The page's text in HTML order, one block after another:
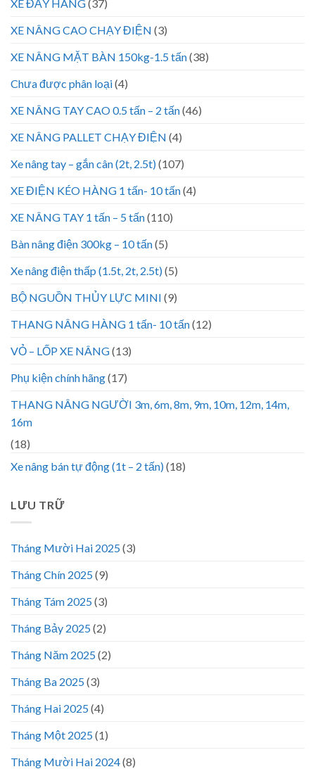
XE ĐẨY HÀNG(37)
XE NÂNG CAO CHẠY ĐIỆN (3)
XE NÂNG MẶT BÀN 150kg-1.5 tấn(38)
Chưa được phân loại(4)
XE NÂNG TAY CAO 0.5 tấn – 2 tấn(46)
XE NÂNG PALLET CHẠY ĐIỆN (4)
Xe nâng tay – gắn cân (2t, 2.5t)(107)
XE ĐIỆN KÉO HÀNG 1 tấn- 10 tấn(4)
XE NÂNG TAY 1 tấn – 5 tấn(110)
Bàn nâng điện 300kg – 10 tấn(5)
Xe nâng điện thấp (1.5t, 2t, 2.5t)(5)
BỘ NGUỒN THỦY LỰC MINI (9)
THANG NÂNG HÀNG 1 tấn- 10 tấn(12)
VỎ – LỐP XE NÂNG(13)
Phụ kiện chính hãng(17)
THANG NÂNG NGƯỜI 3m, 6m, 8m, 9m, 10m, 12m, 14m,
16m
(18)
Xe nâng bán tự động (1t – 2 tấn)(18)
LƯU TRỮ
Tháng Mười Hai 2025(3)
Tháng Chín 2025(9)
Tháng Tám 2025(3)
Tháng Bảy 2025(2)
Tháng Năm 2025(2)
Tháng Ba 2025(3)
Tháng Hai 2025(4)
Tháng Một 2025(1)
Tháng Mười Hai 2024(8)